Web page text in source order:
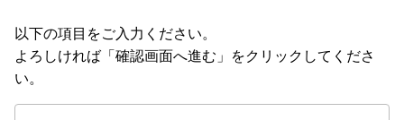
以下の項目をご入力ください。
よろしければ「確認画面へ進む」をクリックしてくださ
い。